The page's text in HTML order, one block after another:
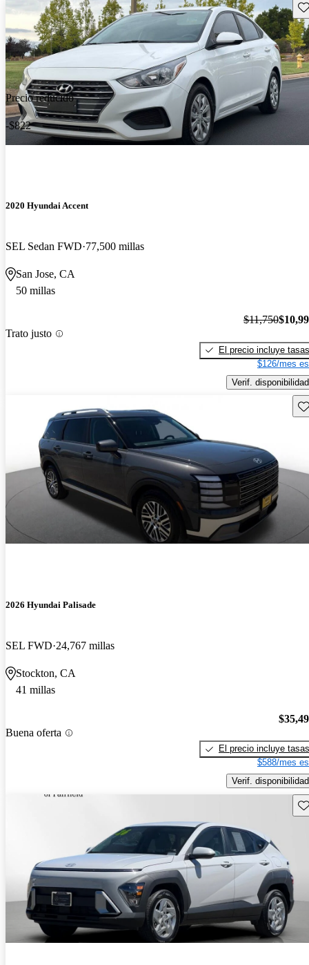
Precio reducido
-$822
2020 Hyundai Accent
SEL Sedan FWD 77,500 millas
San Jose, CA
50 millas
Trato justo
$11,750
El precio incluye tasas
$126/mes
Verif. disponibilidad
2026 Hyundai Palisade
SEL FWD 24,767 millas
Stockton, CA
41 millas
Buena oferta
El precio incluye tasas
$588/mes
Verif. disponibilidad